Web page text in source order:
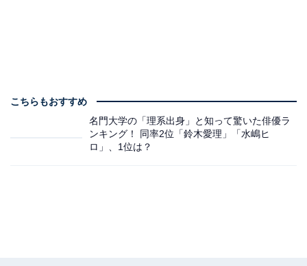
こちらもおすすめ
名門大学の「理系出身」と知って驚いた俳優ラ
ンキング！ 同率2位「鈴木愛理」「水嶋ヒ
ロ」、1位は？